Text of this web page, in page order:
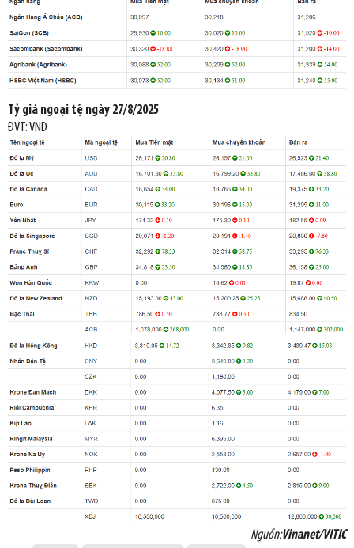
Tỷ giá ngoại tệ ngày 27/8/2025
ĐVT: VND
Nguồn:Vinanet/VITIC